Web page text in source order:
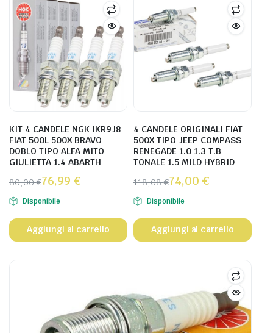
KIT 4 CANDELE NGK IKR9J8
FIAT 500L 500X BRAVO
DOBLO TIPO ALFA MITO
GIULIETTA 1.4 ABARTH
80,00€76,99 €
Disponibile
Aggiungi al carrello
4 CANDELE ORIGINALI FIAT
500X TIPO JEEP COMPASS
RENEGADE 1.0 1.3 T.B
TONALE 1.5 MILD HYBRID
118,08€74,00 €
Disponibile
Aggiungi al carrello